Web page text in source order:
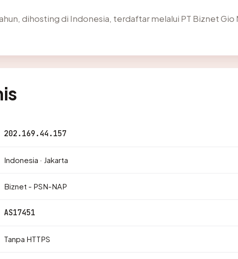
dihosting di Indonesia, terdaftar melalui PT Biznet Gio
202.169.44.157
Indonesia · Jakarta
Biznet - PSN-NAP
AS17451
Tanpa HTTPS